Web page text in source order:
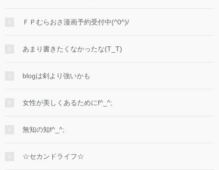
ＦＰむらおさ漫画予約受付中(^0^)/
あまり書きたくなかったな(T_T)
blogは剣より強いかも
女性が美しくあるためにf^_^;
無知の知f^_^;
☆セカンドライフ☆